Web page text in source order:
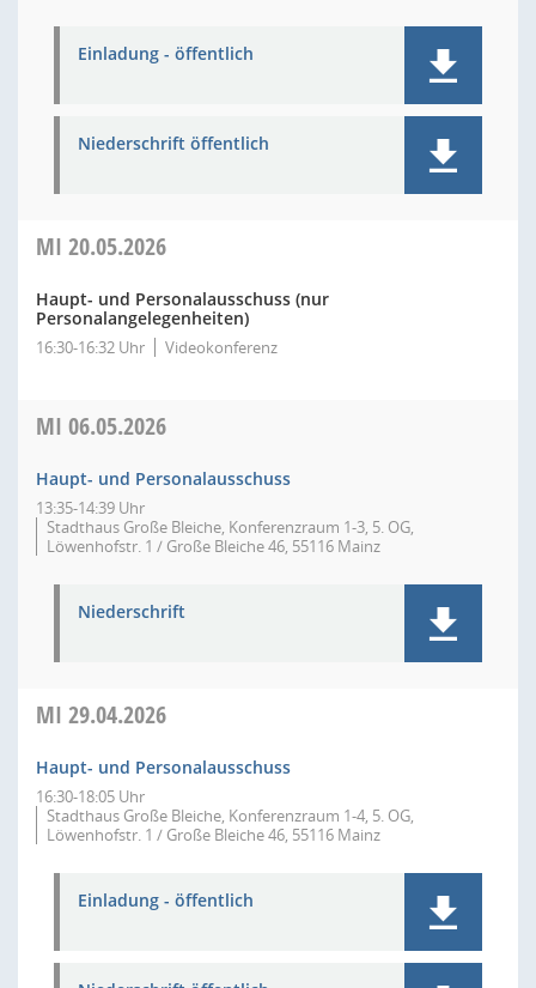
Einladung - öffentlich
Niederschrift öffentlich
MI 20.05.2026
Haupt- und Personalausschuss (nur
Personalangelegenheiten)
16:30-16:32 Uhr Videokonferenz
MI 06.05.2026
Haupt- und Personalausschuss
13:35-14:39 Uhr
Stadthaus Große Bleiche, Konferenzraum 1-3, 5. OG,
Löwenhofstr. 1 / Große Bleiche 46, 55116 Mainz
Niederschrift
MI 29.04.2026
Haupt- und Personalausschuss
16:30-18:05 Uhr
Stadthaus Große Bleiche, Konferenzraum 1-4, 5. OG,
Löwenhofstr. 1 / Große Bleiche 46, 55116 Mainz
Einladung - öffentlich